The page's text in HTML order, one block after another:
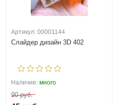
Артикул: 00001144
Слайдер дизайн 3D 402
Наличие: много
90 руб.